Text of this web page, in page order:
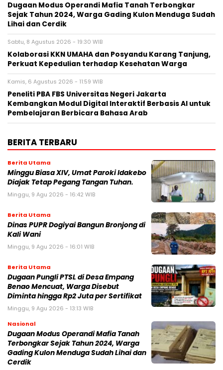
Dugaan Modus Operandi Mafia Tanah Terbongkar
Sejak Tahun 2024, Warga Gading Kulon Menduga Sudah
Lihai dan Cerdik
Sabtu, 8 Agustus 2026 - 19:30 WIB
Kolaborasi KKN UMAHA dan Posyandu Karang Tanjung,
Perkuat Kepedulian terhadap Kesehatan Warga
Kamis, 6 Agustus 2026 - 11:59 WIB
Peneliti PBA FBS Universitas Negeri Jakarta
Kembangkan Modul Digital Interaktif Berbasis AI untuk
Pembelajaran Berbicara Bahasa Arab
BERITA TERBARU
Berita Utama
Minggu Biasa XIV, Umat Paroki Idakebo
Diajak Tetap Pegang Tangan Tuhan.
Minggu, 9 Agu 2026 - 16:42 WIB
Berita Utama
Dinas PUPR Dogiyai Bangun Bronjong di
Kali Wani
Minggu, 9 Agu 2026 - 16:01 WIB
Berita Utama
Dugaan Pungli PTSL di Desa Empang
Benao Mencuat, Warga Disebut
Diminta hingga Rp2 Juta per Sertifikat
Minggu, 9 Agu 2026 - 13:13 WIB
Nasional
Dugaan Modus Operandi Mafia Tanah
Terbongkar Sejak Tahun 2024, Warga
Gading Kulon Menduga Sudah Lihai dan
Cerdik